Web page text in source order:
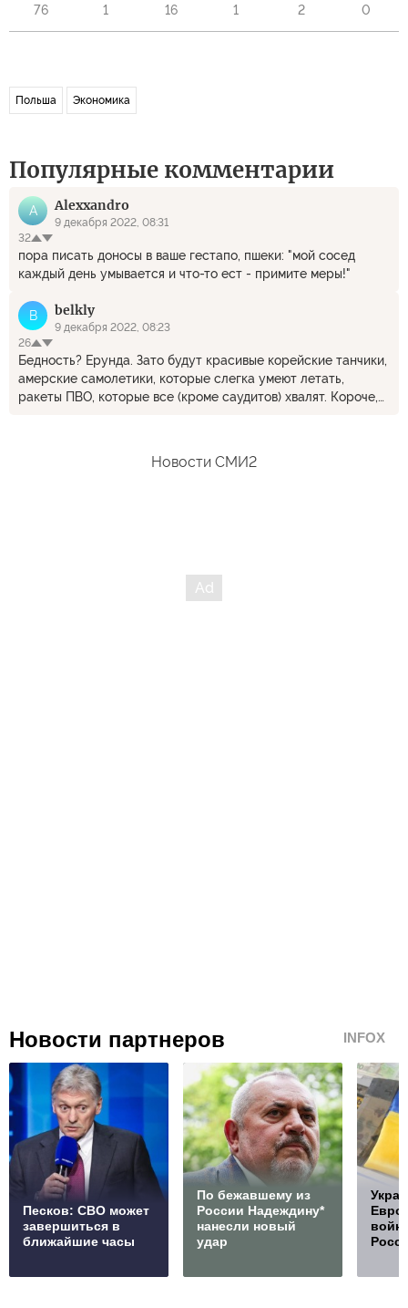
76 1 16 1 2 0
Польша Экономика
Популярные комментарии
A Alexxandro
9 декабря 2022, 08:31
32
пора писать доносы в ваше гестапо, пшеки: "мой сосед
каждый день умывается и что-то ест - примите меры!"
B belkly
9 декабря 2022, 08:23
26
Бедность? Ерунда. Зато будут красивые корейские танчики,
амерские самолетики, которые слегка умеют летать,
ракеты ПВО, которые все (кроме саудитов) хвалят. Короче,
Новости СМИ2
Новости партнеров INFOX
Песков: СВО может
завершиться в
ближайшие часы
По бежавшему из
России Надеждину*
нанесли новый
удар